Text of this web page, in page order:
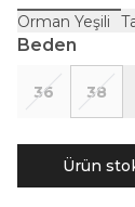
Orman Yeşili
Beden
36 38
Ürün